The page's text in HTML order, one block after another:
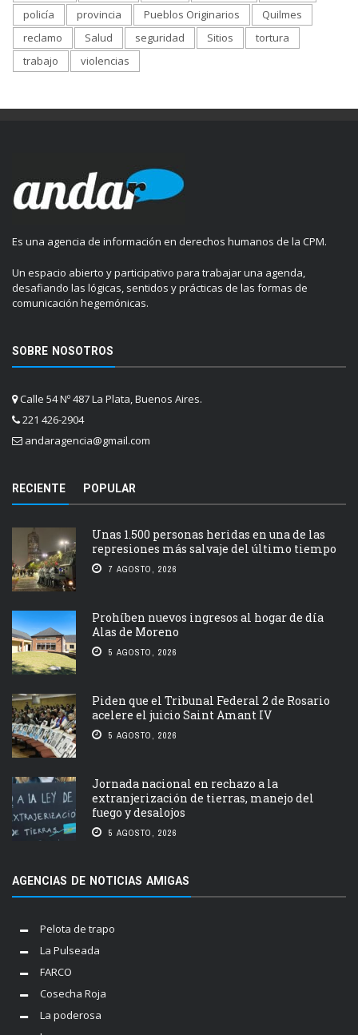
policía
provincia Pueblos Originarios
Quilmes
reclamo
Salud seguridad Sitios
tortura
trabajo
violencias
Es una agencia de información en derechos humanos de la CPM.
Un espacio abierto y participativo para trabajar una agenda,
desafiando las lógicas, sentidos y prácticas de las formas de
comunicación hegemónicas.
SOBRE NOSOTROS
Calle 54 Nº 487 La Plata, Buenos Aires.
221 426-2904
andaragencia@gmail.com
RECIENTE POPULAR
Unas 1.500 personas heridas en una de las
represiones más salvaje del último tiempo
7 AGOSTO, 2026
Prohíben nuevos ingresos al hogar de día
Alas de Moreno
5 AGOSTO, 2026
Piden que el Tribunal Federal 2 de Rosario
acelere el juicio Saint Amant IV
5 AGOSTO, 2026
Jornada nacional en rechazo a la
extranjerización de tierras, manejo del
fuego y desalojos
5 AGOSTO, 2026
AGENCIAS DE NOTICIAS AMIGAS
Pelota de trapo
La Pulseada
FARCO
Cosecha Roja
La poderosa